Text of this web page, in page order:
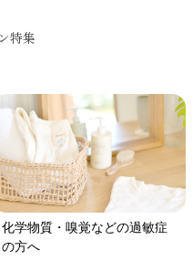
特集
化学物質・嗅覚などの過敏症
の方へ